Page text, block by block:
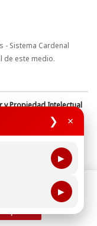
❯ ×
▶
▶
- Sistema Cardenal
de este medio.
y Propiedad Intelectual
de Datos
tu experiencia de
política de uso de